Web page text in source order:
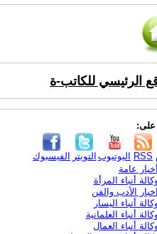
الرئيسي للكاتب-ة
على:
الفيسبوك التويتر اليوتيوب RSS
أخبار عامة
أنباء المرأة
اخبار الأدب والفن
أنباء اليسار
أنباء العلمانية
أنباء العمال